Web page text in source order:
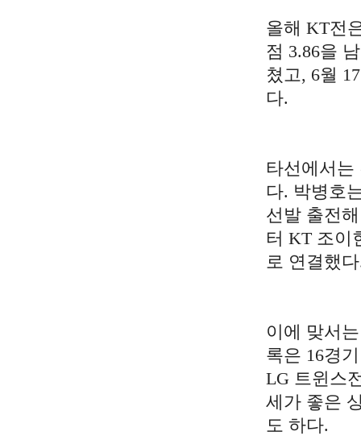
올해 KT전
점 3.86을
쳤고, 6월
다.
타선에서
다. 박병호
선발 출전
터 KT 조이
로 연결했
이에 맞서
록은 16경
LG 트윈스
세가 좋은
도 하다.